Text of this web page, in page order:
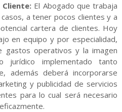
El Abogado que trabaja
a tener pocos clientes y a
cartera de clientes. Hoy
en equipo y por especialidad,
gastos operativos y la imagen
jurídico implementado tanto
además deberá incorporarse
y publicidad de servicios
para lo cual será necesario